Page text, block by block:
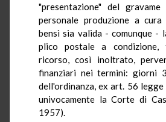
"presentazione" del
personale produzione a cura
bensì sia valida - comunque -
plico postale a
ricorso, così inoltrato,
finanziari nei termini: giorni
dell'ordinanza, ex art. 56
univocamente la Corte di
1957).